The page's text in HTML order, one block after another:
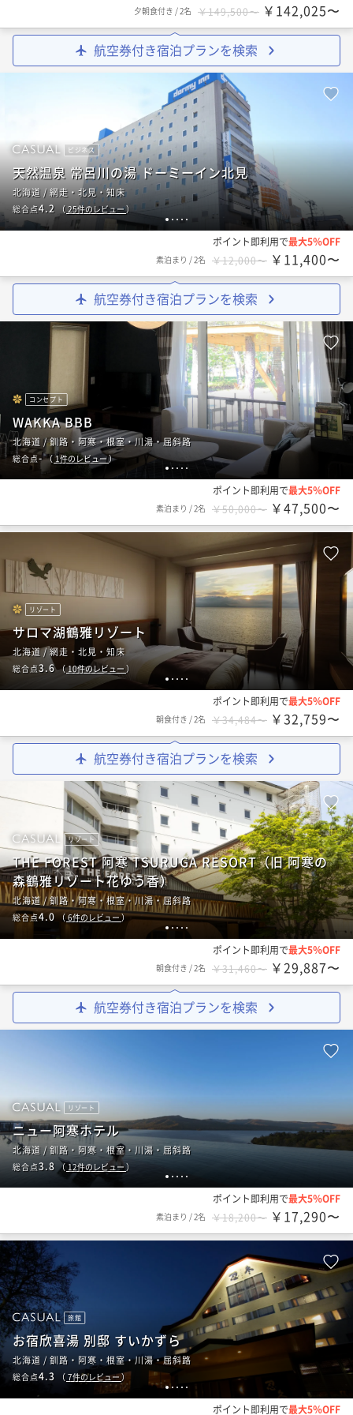
夕朝食付き /2名 ￥149,500〜 ￥142,025〜
航空券付き宿泊プランを検索
1 2 345
ビジネス
天然温泉 常呂川の湯 ドーミーイン北見
北海道 / 網走・北見・知床
総合点4.2 （25件のレビュー）
ポイント即利用で最大5％OFF
素泊まり /2名 ￥12,000〜 ￥11,400〜
航空券付き宿泊プランを検索
1 2 3 4 5
コンセプト
WAKKA BBB
北海道 / 釧路・阿寒・根室・川湯・屈斜路
総合点-（ 1件のレビュー）
ポイント即利用で最大5％OFF
素泊まり /2名 ￥50,000〜 ￥47,500〜
1 2 3 4 5
リゾート
サロマ湖鶴雅リゾート
北海道 / 網走・北見・知床
総合点3.6（10件のレビュー）
ポイント即利用で最大5％OFF
朝食付き /2名 ￥34,484〜 ￥32,759〜
航空券付き宿泊プランを検索
1 2345
リゾート
THE FOREST 阿寒 TSURUGA RESORT（旧 阿寒の
森鶴雅リゾート花ゆう香）
北海道 / 釧路・阿寒・根室・川湯・屈斜路
総合点4.0（6件のレビュー）
ポイント即利用で最大5％OFF
朝食付き /2名 ￥31,460〜 ￥29,887〜
航空券付き宿泊プランを検索
1 2 3 4 5
リゾート
ニュー阿寒ホテル
北海道 / 釧路・阿寒・根室・川湯・屈斜路
総合点3.8 （ 12件のレビュー）
ポイント即利用で最大5％OFF
素泊まり /2名 ￥18,200〜 ￥17,290〜
12 3 4 5
旅館
お宿欣喜湯 別邸 すいかずら
北海道 / 釧路・阿寒・根室・川湯・屈斜路
総合点4.3 （ 7件のレビュー）
ポイント即利用で最大5％OFF